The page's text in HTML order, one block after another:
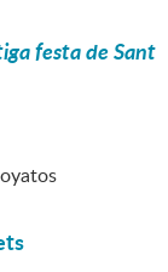
festa de Sant